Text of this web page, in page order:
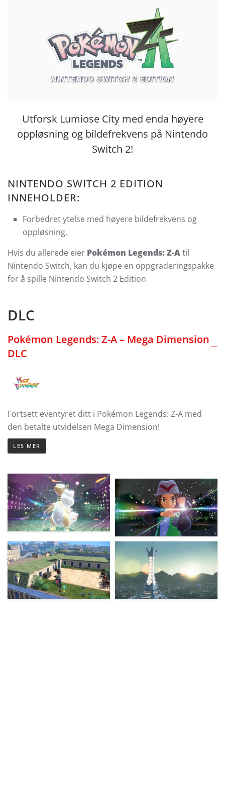
Utforsk Lumiose City med enda høyere
oppløsning og bildefrekvens på Nintendo
Switch 2!
NINTENDO SWITCH 2 EDITION
INNEHOLDER:
Forbedret ytelse med høyere bildefrekvens og
oppløsning.
Hvis du allerede eier Pokémon Legends: Z-Atil
Nintendo Switch, kan du kjøpe en oppgraderingspakke
for å spille Nintendo Switch 2 Edition
DLC
Pokémon Legends: Z-A – Mega Dimension
DLC
Fortsett eventyret ditt i Pokémon Legends: Z-A med
den betalte utvidelsen Mega Dimension!
LES MER